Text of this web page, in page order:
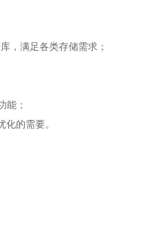
，满足各类存储需求；
能；
的需要。